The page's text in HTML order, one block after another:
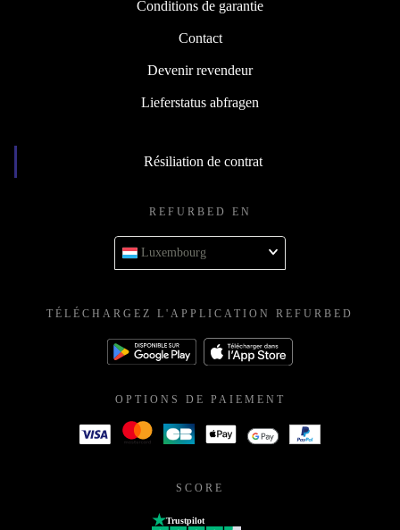
Conditions de garantie
Contact
Devenir revendeur
Lieferstatus abfragen
Résiliation de contrat
REFURBED EN
Luxembourg
TÉLÉCHARGEZ L'APPLICATION REFURBED
OPTIONS DE PAIEMENT
SCORE
Trustpilot